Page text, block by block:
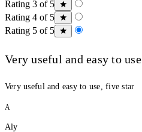
Rating 3 of 5
Rating 4 of 5
Rating 5 of 5
Very useful and easy to use
Very useful and easy to use, five star
A
Aly